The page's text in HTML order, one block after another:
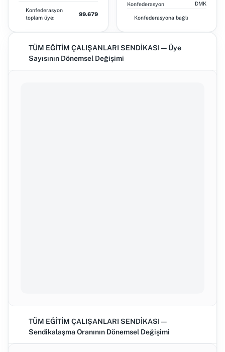
Konfederasyon
toplam üye:
99.679
Konfederasyon
DMK
Konfederasyona bağlı
TÜM EĞİTİM ÇALIŞANLARI SENDİKASI — Üye
Sayısının Dönemsel Değişimi
TÜM EĞİTİM ÇALIŞANLARI SENDİKASI —
Sendikalaşma Oranının Dönemsel Değişimi